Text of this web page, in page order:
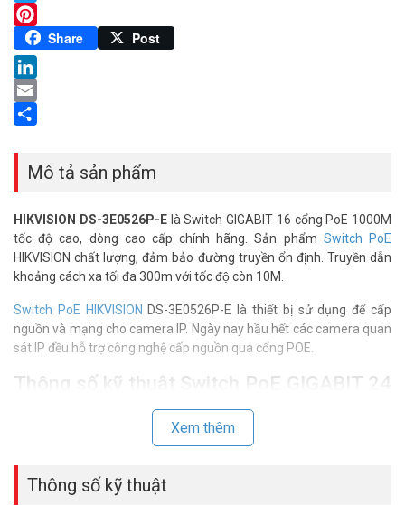
Twitter
Pinterest
Share Post
LinkedIn
Email
Mô tả sản phẩm
HIKVISION DS-3E0526P-Elà Switch GIGABIT 16 cổng PoE 1000M
tốc độ cao, dòng cao cấp chính hãng. Sản phẩm Switch PoE
HIKVISION chất lượng, đảm bảo đường truyền ổn định. Truyền dẫn
khoảng cách xa tối đa 300m với tốc độ còn 10M.
Switch PoE HIKVISION DS-3E0526P-E là thiết bị sử dụng để cấp
nguồn và mạng cho camera IP. Ngày nay hầu hết các camera quan
sát IP đều hỗ trợ công nghệ cấp nguồn qua cổng POE.
Thông số kỹ thuật Switch PoE GIGABIT 24
cổng HIKVISION DS-3E0526P-E
– Switch POE GIGABIT 24 cổng PoE 1000M, 1 cổng SFP độc lập
– Tự tương thích chuẩn 802.3af/at
– Tổng công suất PoE 370W
Xem thêm
Thông số kỹ thuật